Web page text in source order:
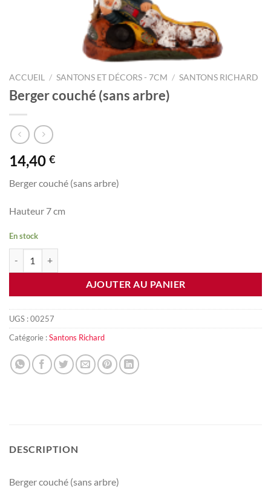
ACCUEIL / SANTONS ET DÉCORS - 7CM / SANTONS RICHARD
Berger couché (sans arbre)
14,40 €
Berger couché (sans arbre)
Hauteur 7 cm
En stock
AJOUTER AU PANIER
UGS :00257
Catégorie :Santons Richard
DESCRIPTION
Berger couché (sans arbre)